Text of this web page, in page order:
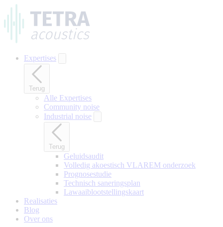
Naar
hoofdinhoud
gaan
Expertises
Terug
Alle Expertises
Community noise
Industrial noise
Terug
Geluidsaudit
Volledig akoestisch VLAREM onderzoek
Prognosestudie
Technisch saneringsplan
Lawaaiblootstellingskaart
Realisaties
Blog
Over ons